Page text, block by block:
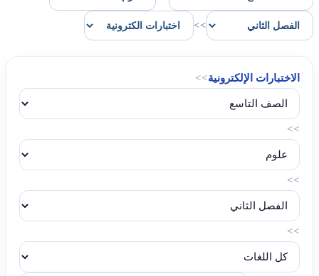
>>
الاختبارات الإلكترونية>>
>>
>>
>>